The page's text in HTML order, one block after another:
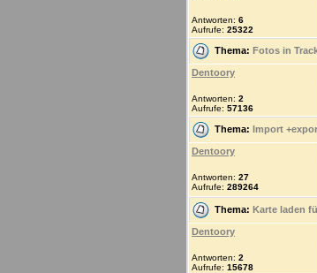
Antworten: 6
Aufrufe: 25322
Thema: Fotos in
Dentoory
Antworten: 2
Aufrufe: 57136
Thema: Import
Dentoory
Antworten: 27
Aufrufe: 289264
Thema: Karte laden
Dentoory
Antworten: 2
Aufrufe: 15678